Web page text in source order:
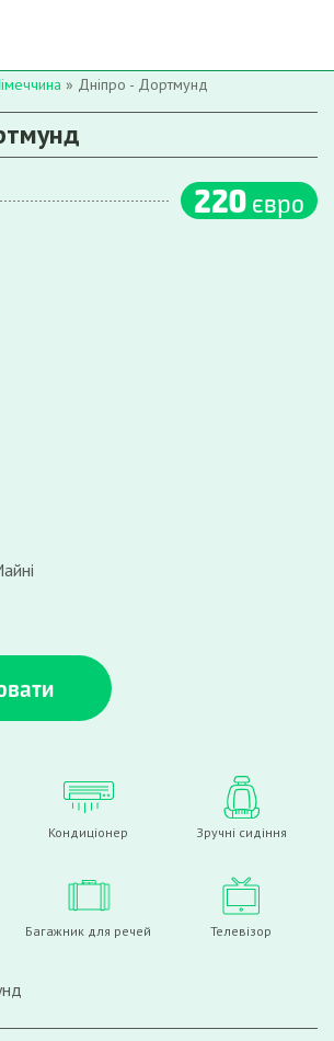
» Дніпро - Дортмунд
220 євро
Кондиціонер Зручні сидіння
Багажник для речей Телевізор